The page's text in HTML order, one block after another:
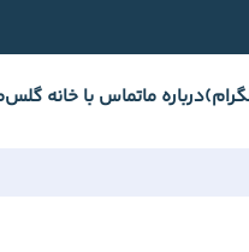
درباره ماتماس با خانه گلس